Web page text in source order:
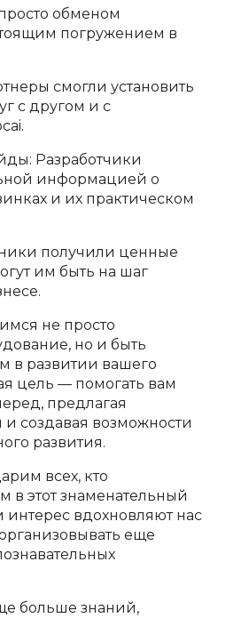
обменом
погружением в
смогли установить
с другом и с
Разработчики
информацией о
и их практическом
получили ценные
им быть на шаг
не просто
но и быть
в развитии вашего
цель — помогать вам
предлагая
создавая возможности
развития.
всех, кто
в этот знаменательный
интерес вдохновляют нас
еще
больше знаний,